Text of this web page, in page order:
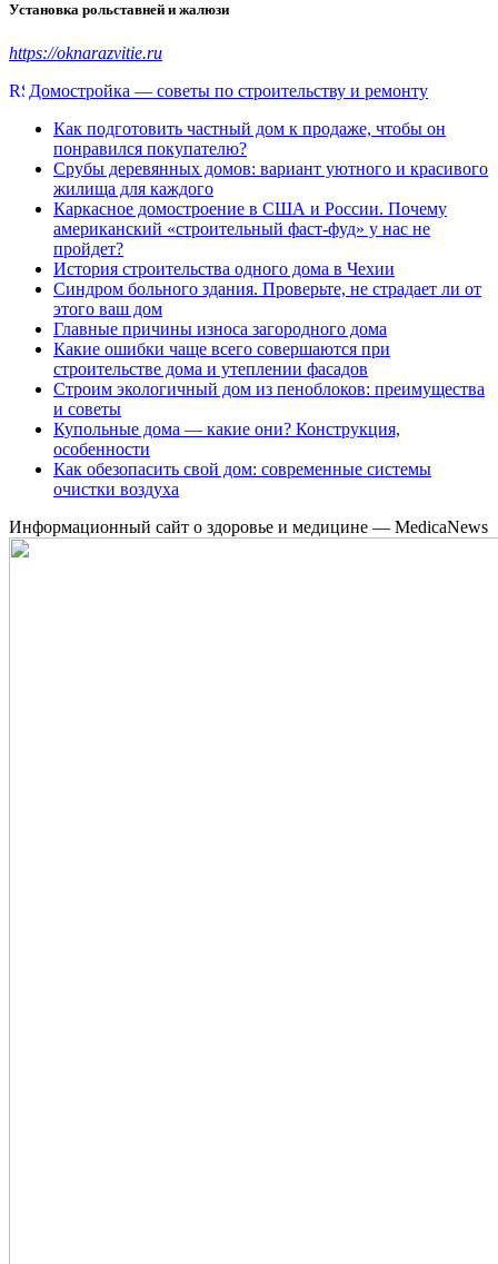
Установка рольставней и жалюзи
https://oknarazvitie.ru
Домостройка — советы по строительству и ремонту
Как подготовить частный дом к продаже, чтобы он
понравился покупателю?
Срубы деревянных домов: вариант уютного и красивого
жилища для каждого
Каркасное домостроение в США и России. Почему
американский «строительный фаст-фуд» у нас не
пройдет?
История строительства одного дома в Чехии
Синдром больного здания. Проверьте, не страдает ли от
этого ваш дом
Главные причины износа загородного дома
Какие ошибки чаще всего совершаются при
строительстве дома и утеплении фасадов
Строим экологичный дом из пеноблоков: преимущества
и советы
Купольные дома — какие они? Конструкция,
особенности
Как обезопасить свой дом: современные системы
очистки воздуха
Информационный сайт о здоровье и медицине — MedicaNews